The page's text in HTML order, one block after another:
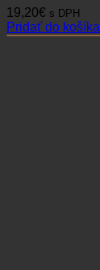
19,20€ s DPH
Pridať do košíka